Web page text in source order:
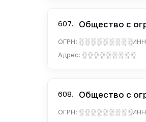
607. Общество с
ОГРН:░ ░ ░ ░ ░ ░ ░ ░ ░
Адрес:░ ░ ░ ░ ░ ░ ░ ░ ░
608. Общество с
ОГРН:░ ░ ░ ░ ░ ░ ░ ░ ░